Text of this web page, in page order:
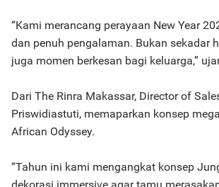
“Kami merancang perayaan New Year
dan penuh pengalaman. Bukan sekadar
juga momen berkesan bagi keluarga,”
Dari The Rinra Makassar, Director of
Priswidiastuti, memaparkan konsep
African Odyssey.
“Tahun ini kami mengangkat konsep